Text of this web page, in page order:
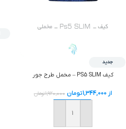
جدید
کیف PS5 SLIM – مخمل طرح جور
از1,344,000تومان 1,920,000تومان
افزودن به سبد خرید